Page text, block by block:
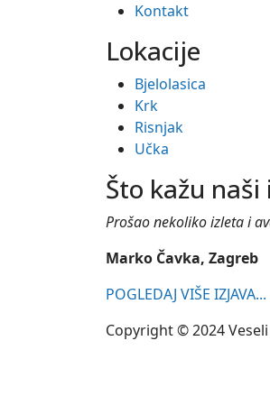
Kontakt
Lokacije
Bjelolasica
Krk
Risnjak
Učka
Što kažu naši
Prošao nekoliko izleta i
Marko Čavka, Zagreb
POGLEDAJ VIŠE IZJAVA...
Copyright © 2024